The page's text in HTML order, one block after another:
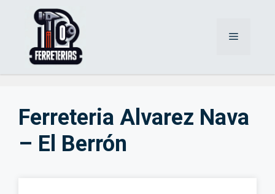
Menú
Ferreteria Alvarez Nava
– El Berrón